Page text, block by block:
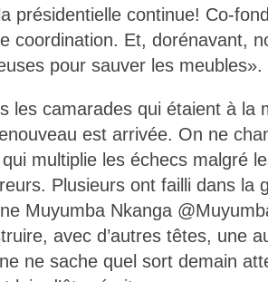
présidentielle continue! Co-
coordination. Et, dorénavant,
pour sauver les meubles».
les camarades qui étaient à la
est arrivée. On ne
multiplie les échecs malgré
Plusieurs ont failli dans la
Muyumba Nkanga
avec d’autres têtes, une
ne sache quel sort demain